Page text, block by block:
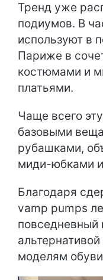
Тренд уже
подиумов. В
используют в
Париже в
костюмами и
платьями.
Чаще всего
базовыми
рубашками,
миди-юбками
Благодаря
vamp pumps
повседневный
моделям